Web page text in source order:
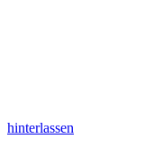
hinterlassen